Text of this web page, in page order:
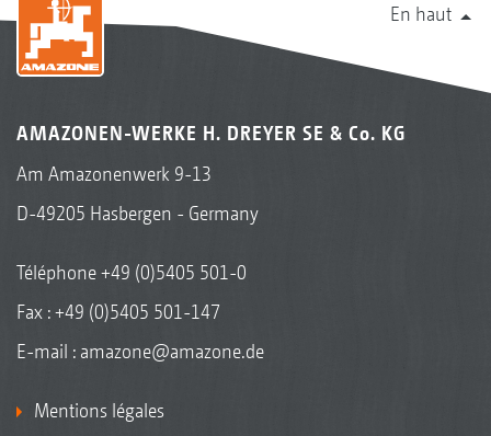
En haut
AMAZONEN-WERKE H. DREYER SE & Co. KG
Am Amazonenwerk 9-13
D-49205 Hasbergen - Germany
Téléphone+49 (0)5405 501-0
Fax : +49 (0)5405 501-147
E-mail : amazone@amazone.de
Mentions légales